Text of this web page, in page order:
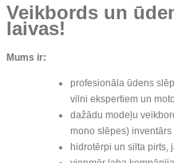
Veikbords un
laivas!
Mums ir:
profesionāla ūdens
vilni ekspertiem un
dažādu modeļu
mono slēpes)
hidrotērpi un silta pirts,